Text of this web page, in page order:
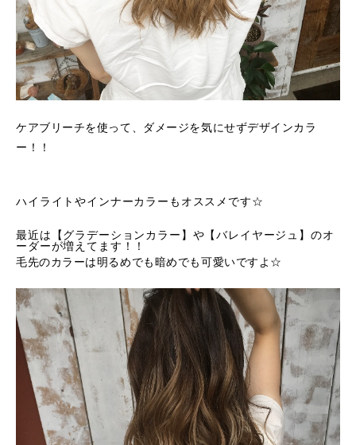
ケアブリーチを使って、ダメージを気にせずデザインカラ
ー！！
ハイライトやインナーカラーもオススメです☆
最近は【グラデーションカラー】や【バレイヤージュ】のオ
ーダーが増えてます！！
毛先のカラーは明るめでも暗めでも可愛いですよ☆